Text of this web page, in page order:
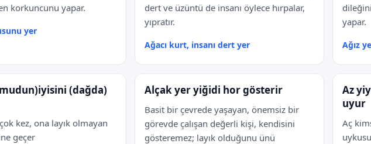
korkuncunu yapar.
yer
dert ve üzüntü de insanı öylece hırpalar,
yıpratır.
Ağacı kurt, insanı dert yer
yapar.
Ağız
(dağda)
kez, ona layık olmayan
geçer
Alçak yer yiğidi hor gösterir
Basit bir çevrede yaşayan, önemsiz bir
görevde çalışan değerli kişi, kendisini
gösteremez; layık olduğunu ünü
Az
uyur
Aç